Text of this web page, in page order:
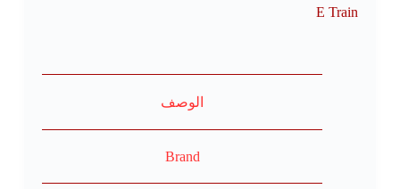
E Train
الوصف
Brand